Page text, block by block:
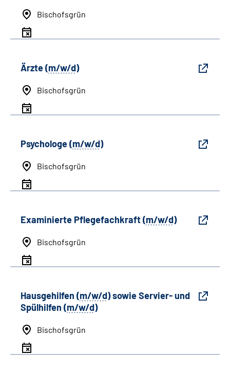
Bischofsgrün
Ärzte (m/w/d)
Bischofsgrün
Psychologe (m/w/d)
Bischofsgrün
Examinierte Pflegefachkraft (m/w/d)
Bischofsgrün
Hausgehilfen (m/w/d) sowie Servier- und
Spülhilfen (m/w/d)
Bischofsgrün